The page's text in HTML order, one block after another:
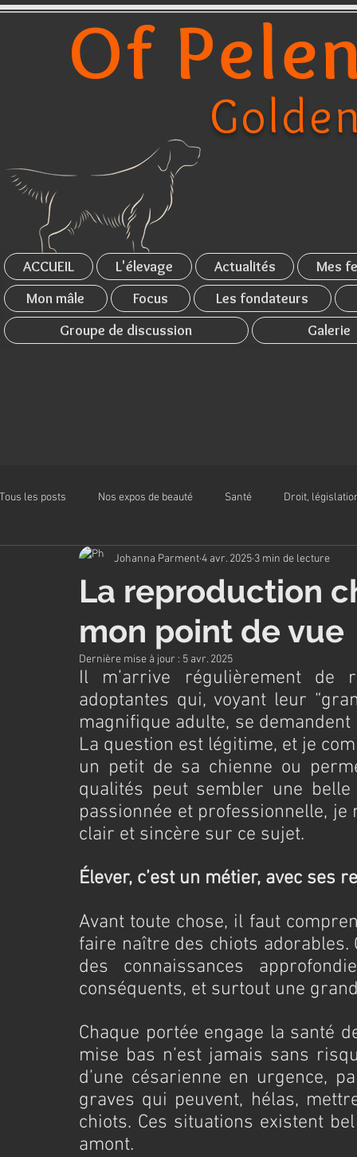
Of
ACCUEIL L'élevage Actualités
Mes
Mon mâle
Focus Les fondateurs
Groupe de discussion
Galerie
Tous les posts Nos expos de beauté Santé Droit,
Alimentation
La reproduction
mon point de vue
Johanna Parment4 avr. 2025 3 min de lecture
Dernière mise à jour : 5 avr. 2025
Il m’arrive régulièrement de
adoptantes qui, voyant leur
magnifique adulte, se
La question est légitime, et je
un petit de sa chienne ou
qualités peut sembler une belle
passionnée et professionnelle,
clair et sincère sur ce sujet.
Élever, c’est un métier, avec ses
Avant toute chose, il faut
faire naître des chiots adorables.
des connaissances
conséquents, et surtout une
Chaque portée engage la santé
mise bas n’est jamais sans
d’une césarienne en urgence,
graves qui peuvent, hélas,
chiots. Ces situations existent
amont.